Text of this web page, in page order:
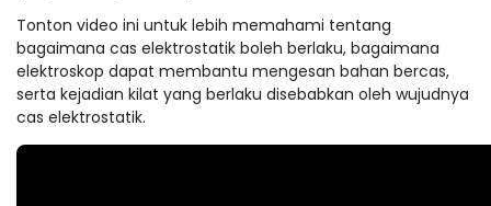
Tonton video ini untuk lebih memahami tentang
bagaimana cas elektrostatik boleh berlaku, bagaimana
elektroskop dapat membantu mengesan bahan bercas,
serta kejadian kilat yang berlaku disebabkan oleh wujudnya
cas elektrostatik.